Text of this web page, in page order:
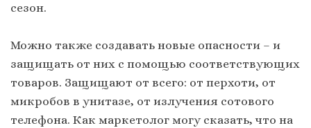
сезон.
Можно также создавать новые опасности – и
защищать от них с помощью соответствующих
товаров. Защищают от всего: от перхоти, от
микробов в унитазе, от излучения сотового
телефона. Как маркетолог могу сказать, что на